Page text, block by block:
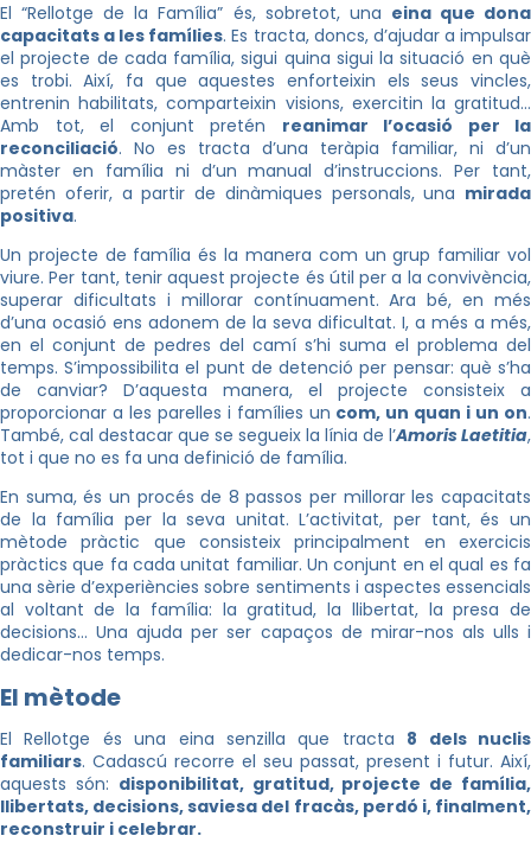
El “Rellotge de la Família” és, sobretot, una eina que dona
capacitats a les famílies. Es tracta, doncs, d’ajudar a impulsar
el projecte de cada família, sigui quina sigui la situació en què
es trobi. Així, fa que aquestes enforteixin els seus vincles,
entrenin habilitats, comparteixin visions, exercitin la gratitud…
Amb tot, el conjunt pretén reanimar l’ocasió per la
reconciliació. No es tracta d’una teràpia familiar, ni d’un
màster en família ni d’un manual d’instruccions. Per tant,
pretén oferir, a partir de dinàmiques personals, una mirada
positiva.
Un projecte de família és la manera com un grup familiar vol
viure. Per tant, tenir aquest projecte és útil per a la convivència,
superar dificultats i millorar contínuament. Ara bé, en més
d’una ocasió ens adonem de la seva dificultat. I, a més a més,
en el conjunt de pedres del camí s’hi suma el problema del
temps. S’impossibilita el punt de detenció per pensar: què s’ha
de canviar? D’aquesta manera, el projecte consisteix a
proporcionar a les parelles i famílies un com, un quan i un on.
També, cal destacar que se segueix la línia de l’Amoris Laetitia,
tot i que no es fa una definició de família.
En suma, és un procés de 8 passos per millorar les capacitats
de la família per la seva unitat. L’activitat, per tant, és un
mètode pràctic que consisteix principalment en exercicis
pràctics que fa cada unitat familiar. Un conjunt en el qual es fa
una sèrie d’experiències sobre sentiments i aspectes essencials
al voltant de la família: la gratitud, la llibertat, la presa de
decisions… Una ajuda per ser capaços de mirar-nos als ulls i
dedicar-nos temps.
El mètode
El Rellotge és una eina senzilla que tracta 8 dels nuclis
familiars. Cadascú recorre el seu passat, present i futur. Així,
aquests són: disponibilitat, gratitud, projecte de família,
llibertats, decisions, saviesa del fracàs, perdó i, finalment,
reconstruir i celebrar.